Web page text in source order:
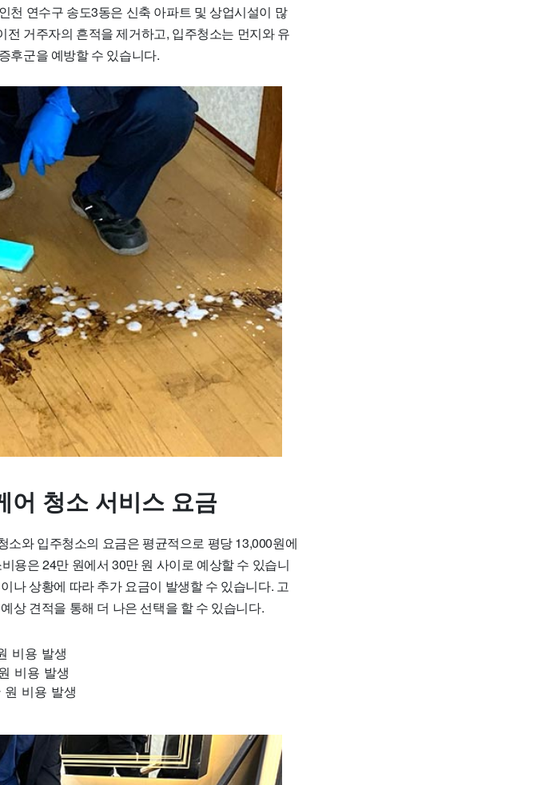
천 연수구 송도3동은 신축 아파트 및 상업시설이 많
거주자의 흔적을 제거하고, 입주청소는 먼지와 유
후군을 예방할 수 있습니다.
어 청소 서비스 요금
와 입주청소의 요금은 평균적으로 평당 13,000원에
용은 24만 원에서 30만 원 사이로 예상할 수 있습니
나 상황에 따라 추가 요금이 발생할 수 있습니다. 고
상 견적을 통해 더 나은 선택을 할 수 있습니다.
비용 발생
비용 발생
비용 발생